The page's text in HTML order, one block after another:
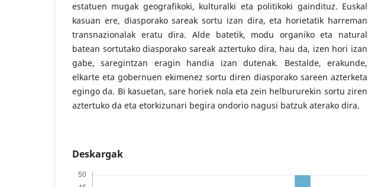
estatuen mugak geografikoki, kulturalki eta politikoki gaindituz. Euskal
kasuan ere, diasporako sareak sortu izan dira, eta horietatik harreman
transnazionalak eratu dira. Alde batetik, modu organiko eta natural
batean sortutako diasporako sareak aztertuko dira, hau da, izen hori izan
gabe, saregintzan eragin handia izan dutenak. Bestalde, erakunde,
elkarte eta gobernuen ekimenez sortu diren diasporako sareen azterketa
egingo da. Bi kasuetan, sare horiek nola eta zein helbururekin sortu ziren
aztertuko da eta etorkizunari begira ondorio nagusi batzuk aterako dira.
Deskargak